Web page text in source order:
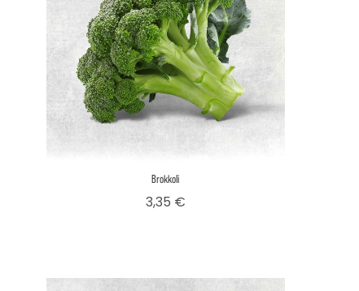
Brokkoli
3,35 €Preis